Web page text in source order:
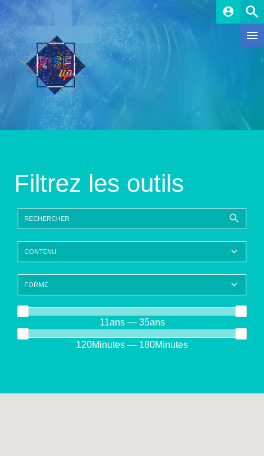
account_circle
Filtrez les outils
11ans — 35ans
120Minutes — 180Minutes